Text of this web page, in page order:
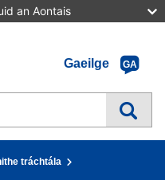
an Aontais
Gaeilge
GA
tráchtála